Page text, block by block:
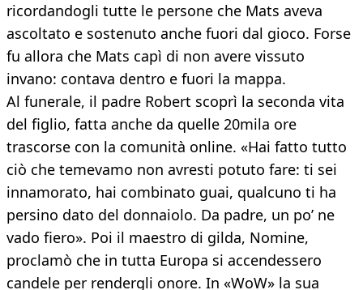
ricordandogli tutte le persone che Mats aveva
ascoltato e sostenuto anche fuori dal gioco. Forse
fu allora che Mats capì di non avere vissuto
invano: contava dentro e fuori la mappa.
Al funerale, il padre Robert scoprì la seconda vita
del figlio, fatta anche da quelle 20mila ore
trascorse con la comunità online. «Hai fatto tutto
ciò che temevamo non avresti potuto fare: ti sei
innamorato, hai combinato guai, qualcuno ti ha
persino dato del donnaiolo. Da padre, un po’ ne
vado fiero». Poi il maestro di gilda, Nomine,
proclamò che in tutta Europa si accendessero
candele per rendergli onore. In «WoW» la sua